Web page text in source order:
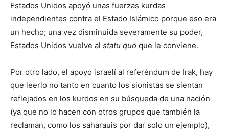
Estados Unidos apoyó unas fuerzas kurdas
independientes contra el Estado Islámico porque eso era
un hecho; una vez disminuida severamente su poder,
Estados Unidos vuelve al statu quo que le conviene.
Por otro lado, el apoyo israelí al referéndum de Irak, hay
que leerlo no tanto en cuanto los sionistas se sientan
reflejados en los kurdos en su búsqueda de una nación
(ya que no lo hacen con otros grupos que también la
reclaman, como los saharauis por dar solo un ejemplo),